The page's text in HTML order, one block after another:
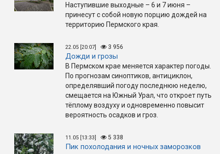
Наступившие выходные – 6 и 7 июня –
принесут с собой новую порцию дождей на
территорию Пермского края.
22.05 [20:07] 3 956
Дожди и грозы
В Пермском крае меняется характер погоды.
По прогнозам синоптиков, антициклон,
определявший погоду последнюю неделю,
смещается на Южный Урал, что откроет путь
тёплому воздуху и одновременно повысит
вероятность осадков и гроз.
11.05 [13:33] 5 338
Пик похолодания и ночных заморозков